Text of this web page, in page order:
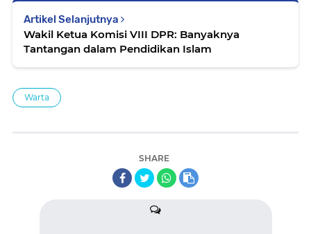
Artikel Selanjutnya
Wakil Ketua Komisi VIII DPR: Banyaknya
Tantangan dalam Pendidikan Islam
Warta
SHARE